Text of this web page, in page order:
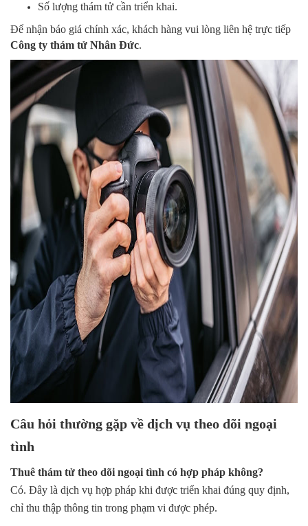
Số lượng thám tử cần triển khai.
Để nhận báo giá chính xác, khách hàng vui lòng liên hệ trực tiếp
Công ty thám tử Nhân Đức.
Câu hỏi thường gặp về dịch vụ theo dõi ngoại
tình
Thuê thám tử theo dõi ngoại tình có hợp pháp không?
Có. Đây là dịch vụ hợp pháp khi được triển khai đúng quy định,
chỉ thu thập thông tin trong phạm vi được phép.